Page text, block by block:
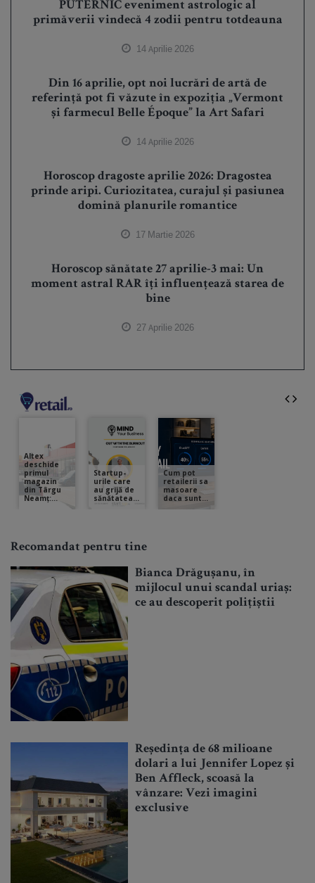
PUTERNIC eveniment astrologic al
primăverii vindecă 4 zodii pentru totdeauna
14 Aprilie 2026
Din 16 aprilie, opt noi lucrări de artă de
referință pot fi văzute în expoziția „Vermont
și farmecul Belle Époque” la Art Safari
14 Aprilie 2026
Horoscop dragoste aprilie 2026: Dragostea
prinde aripi. Curiozitatea, curajul și pasiunea
domină planurile romantice
17 Martie 2026
Horoscop sănătate 27 aprilie-3 mai: Un
moment astral RAR îți influențează starea de
bine
27 Aprilie 2026
Recomandat pentru tine
Bianca Drăgușanu, în
mijlocul unui scandal uriaș:
ce au descoperit polițiștii
Reședința de 68 milioane
dolari a lui Jennifer Lopez și
Ben Affleck, scoasă la
vânzare: Vezi imagini
exclusive